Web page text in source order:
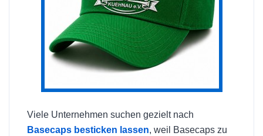
Viele Unternehmen suchen gezielt nach
Basecaps besticken lassen, weil Basecaps zu